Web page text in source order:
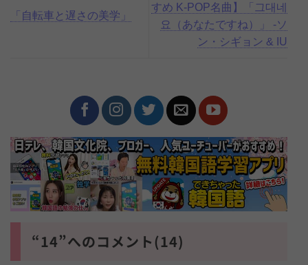
「自転車と遅さの美学」
すめ K-POP名曲】「그대네
요（あなたですね）」 -ソ
ン・シギョン & IU
“14”へのコメント(14)